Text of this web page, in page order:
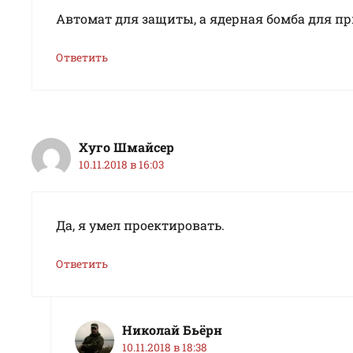
Автомат для защиты, а ядерная бомба для
Ответить
Хуго Шмайсер
10.11.2018 в 16:03
Да, я умел проектировать.
Ответить
Николай Бьёрн
10.11.2018 в 18:38